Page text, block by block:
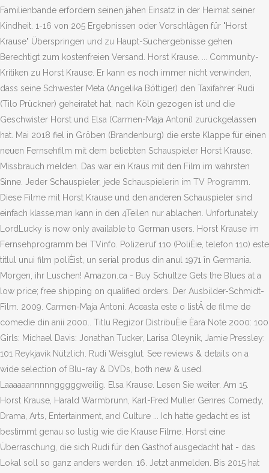
Familienbande erfordern seinen jähen Einsatz in der Heimat seiner
Kindheit. 1-16 von 205 Ergebnissen oder Vorschlägen für "Horst
Krause" Überspringen und zu Haupt-Suchergebnisse gehen
Berechtigt zum kostenfreien Versand. Horst Krause. ... Community-
Kritiken zu Horst Krause. Er kann es noch immer nicht verwinden,
dass seine Schwester Meta (Angelika Böttiger) den Taxifahrer Rudi
(Tilo Prückner) geheiratet hat, nach Köln gezogen ist und die
Geschwister Horst und Elsa (Carmen-Maja Antoni) zurückgelassen
hat. Mai 2018 fiel in Gröben (Brandenburg) die erste Klappe für einen
neuen Fernsehfilm mit dem beliebten Schauspieler Horst Krause.
Missbrauch melden. Das war ein Kraus mit den Film im wahrsten
Sinne. Jeder Schauspieler, jede Schauspielerin im TV Programm.
Diese Filme mit Horst Krause und den anderen Schauspieler sind
einfach klasse,man kann in den 4Teilen nur ablachen. Unfortunately
LordLucky is now only available to German users. Horst Krause im
Fernsehprogramm bei TVinfo. Polizeiruf 110 (PoliÈie, telefon 110) este
titlul unui film poliÈist, un serial produs din anul 1971 în Germania.
Morgen, ihr Luschen! Amazon.ca - Buy Schultze Gets the Blues at a
low price; free shipping on qualified orders. Der Ausbilder-Schmidt-
Film. 2009. Carmen-Maja Antoni. Aceasta este o listÄ de filme de
comedie din anii 2000.. Titlu Regizor DistribuÈie Èara Note 2000: 100
Girls: Michael Davis: Jonathan Tucker, Larisa Oleynik, Jamie Pressley:
101 Reykjavík Nützlich. Rudi Weisglut. See reviews & details on a
wide selection of Blu-ray & DVDs, both new & used.
Laaaaaannnnngggggweilig. Elsa Krause. Lesen Sie weiter. Am 15.
Horst Krause, Harald Warmbrunn, Karl-Fred Muller Genres Comedy,
Drama, Arts, Entertainment, and Culture ... Ich hatte gedacht es ist
bestimmt genau so lustig wie die Krause Filme. Horst eine
Überraschung, die sich Rudi für den Gasthof ausgedacht hat - das
Lokal soll so ganz anders werden. 16. Jetzt anmelden. Bis 2015 hat